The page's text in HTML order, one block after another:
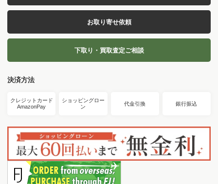
お取り寄せ依頼
下取り・買取査定ご相談
決済方法
クレジットカード
AmazonPay
ショッピングロー
ン
代金引換 銀行振込